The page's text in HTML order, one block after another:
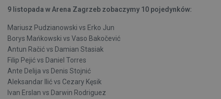
9 listopada w Arena Zagrzeb zobaczymy 10 pojedynków:
Mariusz Pudzianowski vs Erko Jun
Borys Mańkowski vs Vaso Bakočević
Antun Račić vs Damian Stasiak
Filip Pejić vs Daniel Torres
Ante Delija vs Denis Stojnić
Aleksandar Ilić vs Cezary Kęsik
Ivan Erslan vs Darwin Rodriguez